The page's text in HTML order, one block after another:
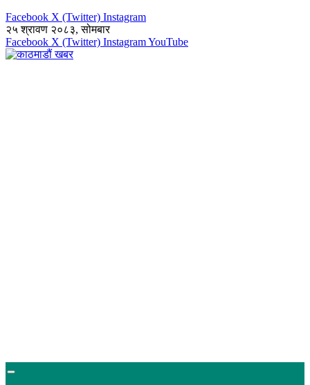
Facebook X (Twitter) Instagram
२५ श्रावण २०८३, सोमबार
Facebook X (Twitter) InstagramYouTube